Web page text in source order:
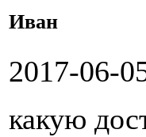
Иван
2017-06-
какую